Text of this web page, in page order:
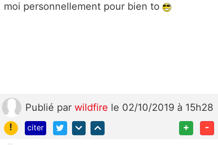
moi personnellement pour bien to
Publié par wildfire le 02/10/2019 à 15h28
!
citer + -